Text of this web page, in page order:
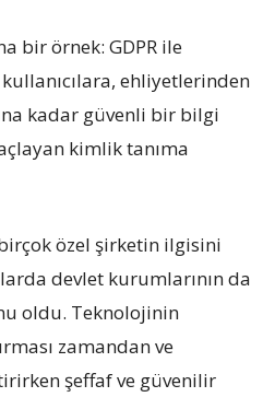
bir örnek: GDPR ile
ehliyetlerinden
kadar güvenli bir bilgi
kimlik tanıma
özel şirketin ilgisini
devlet kurumlarının da
oldu. Teknolojinin
zamandan ve
şeffaf ve güvenilir